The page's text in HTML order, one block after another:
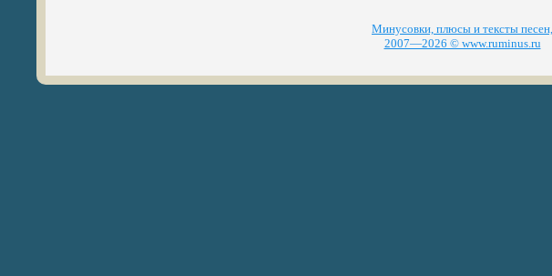
Минусовки, плюсы и тексты песен,
2007—2026 © www.ruminus.ru